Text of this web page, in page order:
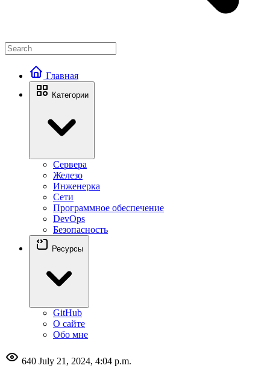
Главная
Категории
Сервера
Железо
Инженерка
Сети
Программное обеспечение
DevOps
Безопасность
Ресурсы
GitHub
О сайте
Обо мне
640 July 21, 2024, 4:04 p.m.